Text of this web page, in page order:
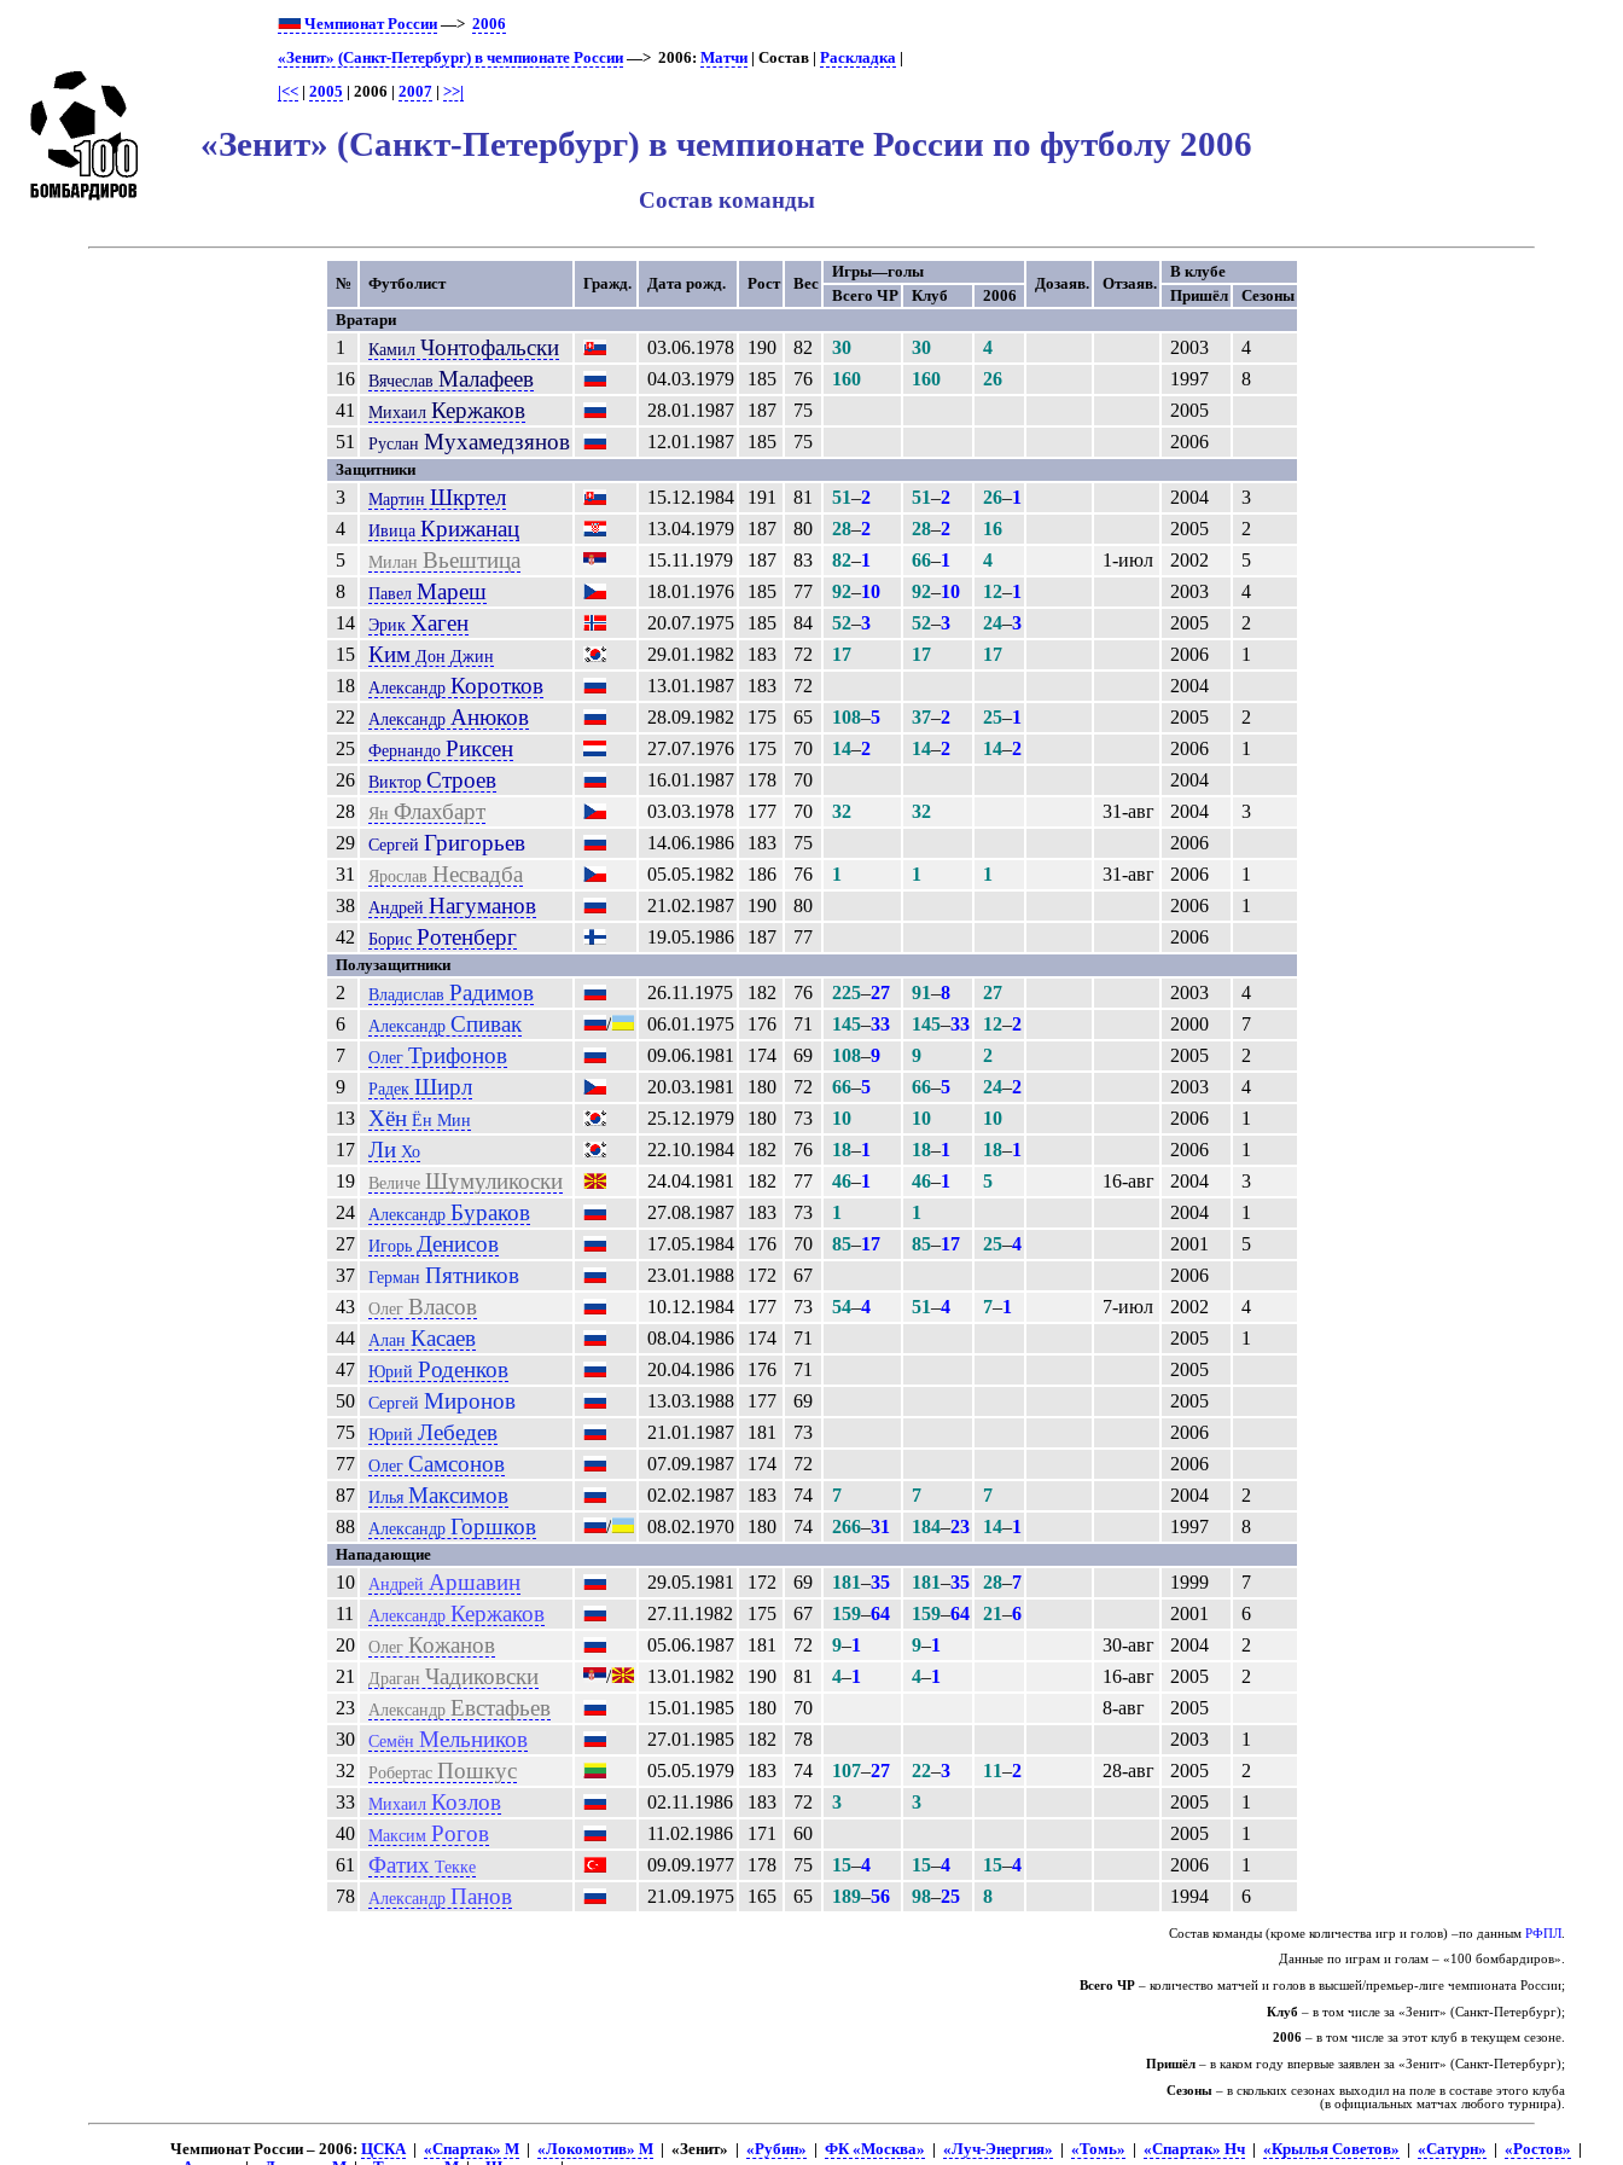
Чемпионат России —>2006
«Зенит» (Санкт-Петербург) в чемпионате России —> 2006:Матчи | Состав |Раскладка |
|<< |2005 | 2006 |2007 |>>|
«Зенит» (Санкт-Петербург) в чемпионате России по футболу 2006
Состав команды
№ Футболист Гражд. Дата рожд. Рост Вес
Игры—голы
Дозаяв. Отзаяв.
В клубе
Всего ЧР
Клуб 2006 Пришёл
Сезоны
Вратари
1 Камил Чонтофальски 03.06.1978 190 82 30 30 4 2003
4
16
Вячеслав Малафеев 04.03.1979 185 76 160 160 26 1997
8
41
Михаил Кержаков 28.01.1987 187 75
2005
51
Руслан Мухамедзянов 12.01.1987 185 75 2006
Защитники
3 Мартин Шкртел 15.12.1984 191 81 51–2 51–2 26–1 2004
3
4
Ивица Крижанац 13.04.1979 187 80 28–2 28–2 16 2005
2
5
Милан Вьештица 15.11.1979 187 83 82–1 66–1 4 1-июл 2002
5
8
Павел Мареш 18.01.1976 185 77 92–10 92–10 12–1 2003
4
14
Эрик Хаген 20.07.1975 185 84 52–3 52–3 24–3 2005
2
15
Ким Дон Джин 29.01.1982 183 72 17 17 17 2006
1
18
Александр Коротков 13.01.1987 183 72
2004
22
Александр Анюков 28.09.1982 175 65 108–5 37–2 25–1 2005
2
25
Фернандо Риксен 27.07.1976 175 70 14–2 14–2 14–2 2006
1
26
ВикторСтроев 16.01.1987 178 70
2004
28
ЯнФлахбарт 03.03.1978 177 70 32 32 31-авг 2004
3
29
Сергей Григорьев 14.06.1986 183 75
2006
31
Ярослав Несвадба 05.05.1982 186 76 1 1 1 31-авг 2006
1
38
Андрей Нагуманов 21.02.1987 190 80 2006
1
42
Борис Ротенберг 19.05.1986 187 77 2006
Полузащитники
2 Владислав Радимов 26.11.1975 182 76 225–27 91–8 27 2003
4
6
АлександрСпивак / 06.01.1975 176 71 145–33 145–33 12–2 2000
7
7
ОлегТрифонов 09.06.1981 174 69 108–9 9 2 2005
2
9
Радек Ширл 20.03.1981 180 72 66–5 66–5 24–2 2003
4
13
Хён Ён Мин 25.12.1979 180 73 10 10 10 2006
1
17
Ли Хо 22.10.1984 182 76 18–1 18–1 18–1 2006
1
19
Величе Шумуликоски 24.04.1981 182 77 46–1 46–1 5 16-авг 2004
3
24
Александр Бураков 27.08.1987 183 73 1 1 2004
1
27
Игорь Денисов 17.05.1984 176 70 85–17 85–17 25–4 2001
5
37
Герман Пятников 23.01.1988 172 67
2006
43
Олег Власов 10.12.1984 177 73 54–4 51–4 7–1 7-июл 2002
4
44
Алан Касаев 08.04.1986 174 71 2005
1
47
Юрий Роденков 20.04.1986 176 71
2005
50
Сергей Миронов 13.03.1988 177 69
2005
75
ЮрийЛебедев 21.01.1987 181 73
2006
77
ОлегСамсонов 07.09.1987 174 72
2006
87
Илья Максимов 02.02.1987 183 74 7 7 7 2004
2
88
Александр Горшков / 08.02.1970 180 74 266–31 184–23 14–1 1997 8
Нападающие
10 Андрей Аршавин 29.05.1981 172 69 181–35 181–35 28–7 1999
7
11
Александр Кержаков 27.11.1982 175 67 159–64 159–64 21–6 2001
6
20
Олег Кожанов 05.06.1987 181 72 9–1 9–1 30-авг 2004
2
21
Драган Чадиковски / 13.01.1982 190 81 4–1 4–1 16-авг 2005
2
23
Александр Евстафьев 15.01.1985 180 70 8-авг
2005
30
Семён Мельников 27.01.1985 182 78 2003
1
32
Робертас Пошкус 05.05.1979 183 74 107–27 22–3 11–2 28-авг 2005
2
33
Михаил Козлов 02.11.1986 183 72 3 3 2005
1
40
Максим Рогов 11.02.1986 171 60 2005
1
61
Фатих Текке 09.09.1977 178 75 15–4 15–4 15–4 2006
1
78
Александр Панов 21.09.1975 165 65 189–56 98–25 8 1994 6
Состав команды (кроме количества игр и голов) –по данным РФПЛ
Данные по играм и голам – «100 бомбардиров».
Всего ЧР – количество матчей и голов в высшей/премьер-лиге чемпионата России;
Клуб – в том числе за «Зенит» (Санкт-Петербург);
2006 – в том числе за этот клуб в текущем сезоне.
Пришёл – в каком году впервые заявлен за «Зенит» (Санкт-Петербург);
Сезоны – в скольких сезонах выходил на поле в составе этого клуба
(в официальных матчах любого турнира).
Чемпионат России – 2006: ЦСКА| «Спартак» М| «Локомотив» М| «Зенит» | «Рубин» ФК «Москва» «Луч-Энергия» «Томь» «Спартак» Нч| «Крылья Советов» «Сатурн» «Ростов»